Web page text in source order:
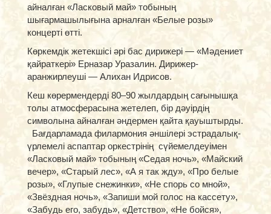
айналған «Ласковый май» тобының
шығармашылығына арналған «Белые розы»
концерті өтті.
Көркемдік жетекшісі әрі бас дирижері — «Мәдениет
қайраткері» Ерназар Уразалин. Дирижер-
аранжирлеуші — Алихан Идрисов.
Кеш көрермендерді 80–90 жылдардың сағынышқа
толы атмосферасына жетелеп, бір дәуірдің
символына айналған әндермен қайта қауыштырды.
Бағдарламада филармония әншілері эстрадалық-
үрлемелі аспаптар оркестрінің сүйемелдеуімен
«Ласковый май» тобының «Седая ночь», «Майский
вечер», «Старый лес», «А я так жду», «Про белые
розы», «Глупые снежинки», «Не спорь со мной»,
«Звёздная ночь», «Запиши мой голос на кассету»,
«Забудь его, забудь», «Детство», «Не бойся»,